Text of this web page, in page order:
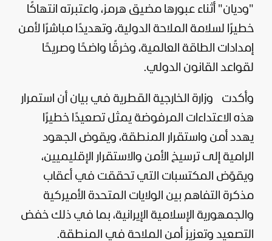
"وديان" أثناء عبورها مضيق هرمز، واعتبرته انتهاكًا
خطيرًا لسلامة الملاحة الدولية، وتهديدًا مباشرًا لأمن
إمدادات الطاقة العالمية، وخرقًا واضحًا وصريحًا
لقواعد القانون الدولي.
وأكدت وزارة الخارجية القطرية في بيان أن استمرار
هذه الاعتداءات المرفوضة يمثل تصعيدًا خطيرًا
يهدد أمن واستقرار المنطقة، ويقوض الجهود
الرامية إلى ترسيخ الأمن والاستقرار الإقليميين،
ويقوّض المكتسبات التي تحققت في أعقاب
مذكرة التفاهم بين الولايات المتحدة الأميركية
والجمهورية الإسلامية الإيرانية، بما في ذلك خفض
التصعيد وتعزيز أمن الملاحة في المنطقة.